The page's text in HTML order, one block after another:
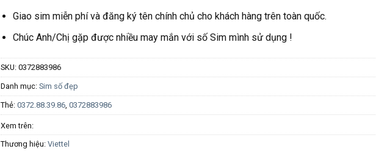
Giao sim miễn phí và đăng ký tên chính chủ cho khách hàng trên toàn quốc.
Chúc Anh/Chị gặp được nhiều may mắn với số Sim mình sử dụng !
SKU: 0372883986
Danh mục: Sim số đẹp
Thẻ: 0372.88.39.86, 0372883986
Xem trên:
Thương hiệu: Viettel